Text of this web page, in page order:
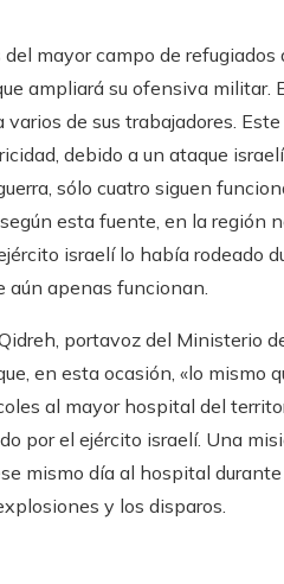
mayor campo de refugiados
ampliará su ofensiva militar.
de sus trabajadores.
debido a un ataque
sólo cuatro siguen
esta fuente, en la región
israelí lo había rodeado
aún apenas funcionan.
portavoz del Ministerio
en esta ocasión, «lo mismo
al mayor hospital del
por el ejército israelí. Una
mismo día al hospital
y los disparos.